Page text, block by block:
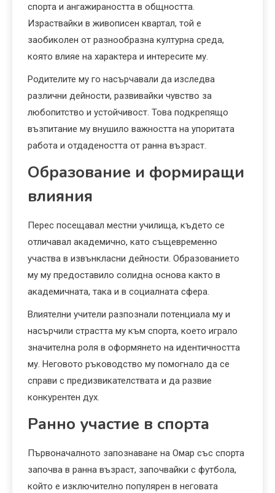
спорта и ангажираността в общността.
Израствайки в живописен квартал, той е
заобиколен от разнообразна културна среда,
която влияе на характера и интересите му.
Родителите му го насърчавали да изследва
различни дейности, развивайки чувство за
любопитство и устойчивост. Това подкрепящо
възпитание му внушило важността на упоритата
работа и отдадеността от ранна възраст.
Образование и формиращи
влияния
Перес посещавал местни училища, където се
отличавал академично, като същевременно
участва в извънкласни дейности. Образованието
му му предоставило солидна основа както в
академичната, така и в социалната сфера.
Влиятелни учители разпознали потенциала му и
насърчили страстта му към спорта, което играло
значителна роля в оформянето на идентичността
му. Неговото ръководство му помогнало да се
справи с предизвикателствата и да развие
конкурентен дух.
Ранно участие в спорта
Първоначалното запознаване на Омар със спорта
започва в ранна възраст, започвайки с футбола,
който е изключително популярен в неговата